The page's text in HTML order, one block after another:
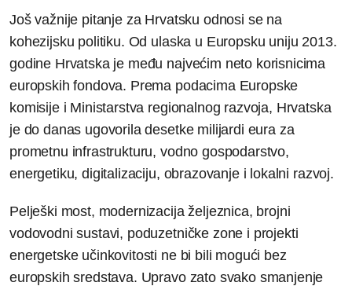
Još važnije pitanje za Hrvatsku odnosi se na
kohezijsku politiku. Od ulaska u Europsku uniju 2013.
godine Hrvatska je među najvećim neto korisnicima
europskih fondova. Prema podacima Europske
komisije i Ministarstva regionalnog razvoja, Hrvatska
je do danas ugovorila desetke milijardi eura za
prometnu infrastrukturu, vodno gospodarstvo,
energetiku, digitalizaciju, obrazovanje i lokalni razvoj.
Pelješki most, modernizacija željeznica, brojni
vodovodni sustavi, poduzetničke zone i projekti
energetske učinkovitosti ne bi bili mogući bez
europskih sredstava. Upravo zato svako smanjenje